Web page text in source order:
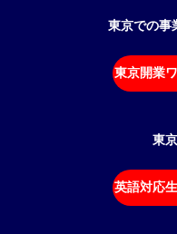
東京での事
東京開業
東
英語対応